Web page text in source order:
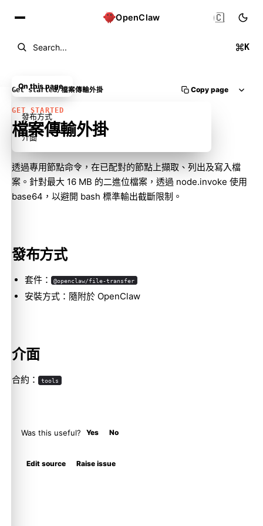
OpenClaw
Search... K
🇨🇳
Get started/檔案傳輸外掛 Copy page
GET STARTED
檔案傳輸外掛
透過專用節點命令，在已配對的節點上擷取、列出及寫入檔
案。針對最大 16 MB 的二進位檔案，透過 node.invoke 使用
base64，以避開 bash 標準輸出截斷限制。
發布方式
套件： @openclaw/file-transfer
安裝方式：隨附於 OpenClaw
介面
合約： tools
Was this useful? Yes No
Edit source Raise issue
On this page
發布方式
介面
Molty